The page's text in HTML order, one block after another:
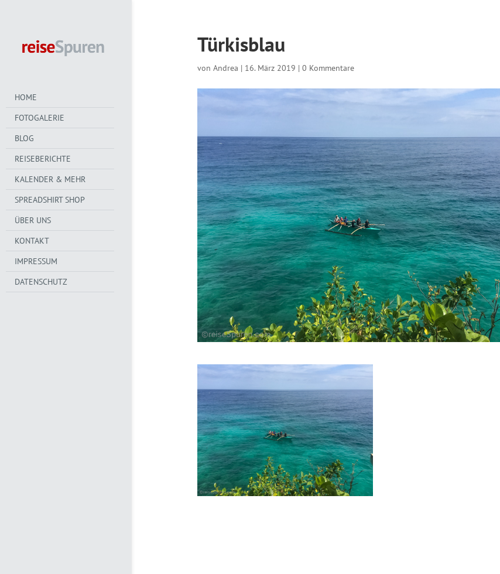
HOME
FOTOGALERIE
BLOG
REISEBERICHTE
KALENDER & MEHR
SPREADSHIRT SHOP
ÜBER UNS
KONTAKT
IMPRESSUM
DATENSCHUTZ
Türkisblau
von Andrea | 16. März 2019 | 0 Kommentare